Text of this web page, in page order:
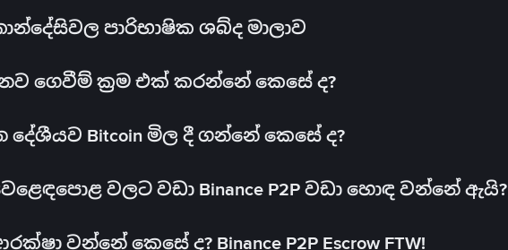
පාරිභාෂික ශබ්ද මාලාව
නව ගෙවීම් ක්‍රම එක් කරන්නේ කෙසේ ද?
දේශීයව Bitcoin මිල දී ගන්නේ කෙසේ ද?
වලට වඩා Binance P2P වඩා හොඳ වන්නේ ඇයි?
වන්නේ කෙසේ ද? Binance P2P Escrow FTW!